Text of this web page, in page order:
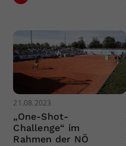
21.08.2023
„One-Shot-
Challenge“ im
Rahmen der NÖ